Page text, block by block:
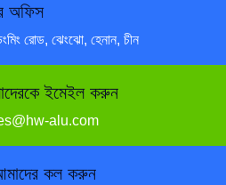
অফিস
রোড, ঝেংঝো, হেনান, চীন
ইমেইল করুন
alu.com
কল করুন